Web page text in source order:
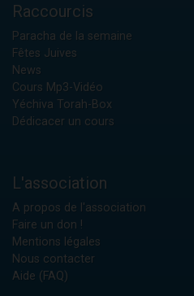
Raccourcis
Paracha de la semaine
Fêtes Juives
News
Cours Mp3-Vidéo
Yéchiva Torah-Box
Dédicacer un cours
L'association
A propos de l'association
Faire un don !
Mentions légales
Nous contacter
Aide (FAQ)